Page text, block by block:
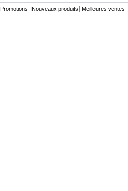
Promotions Nouveaux produits Meilleures ventes